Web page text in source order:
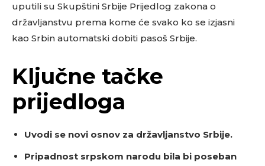
uputili su Skupštini Srbije Prijedlog zakona o
državljanstvu prema kome će svako ko se izjasni
kao Srbin automatski dobiti pasoš Srbije.
Ključne tačke
prijedloga
Uvodi se novi osnov za državljanstvo Srbije.
Pripadnost srpskom narodu bila bi poseban